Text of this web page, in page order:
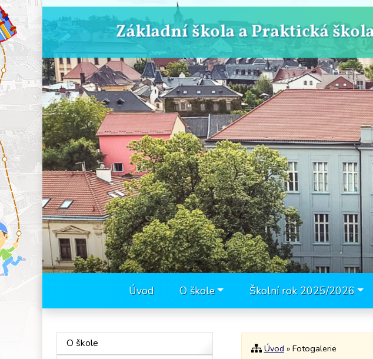
Základní škola a Praktická
Úvod O škole Školní rok 2025/2026
Úvod » Fotogalerie
O škole